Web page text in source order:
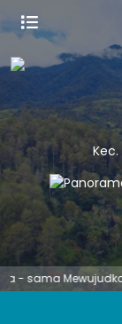
Kec.
Mewujudkan Desa